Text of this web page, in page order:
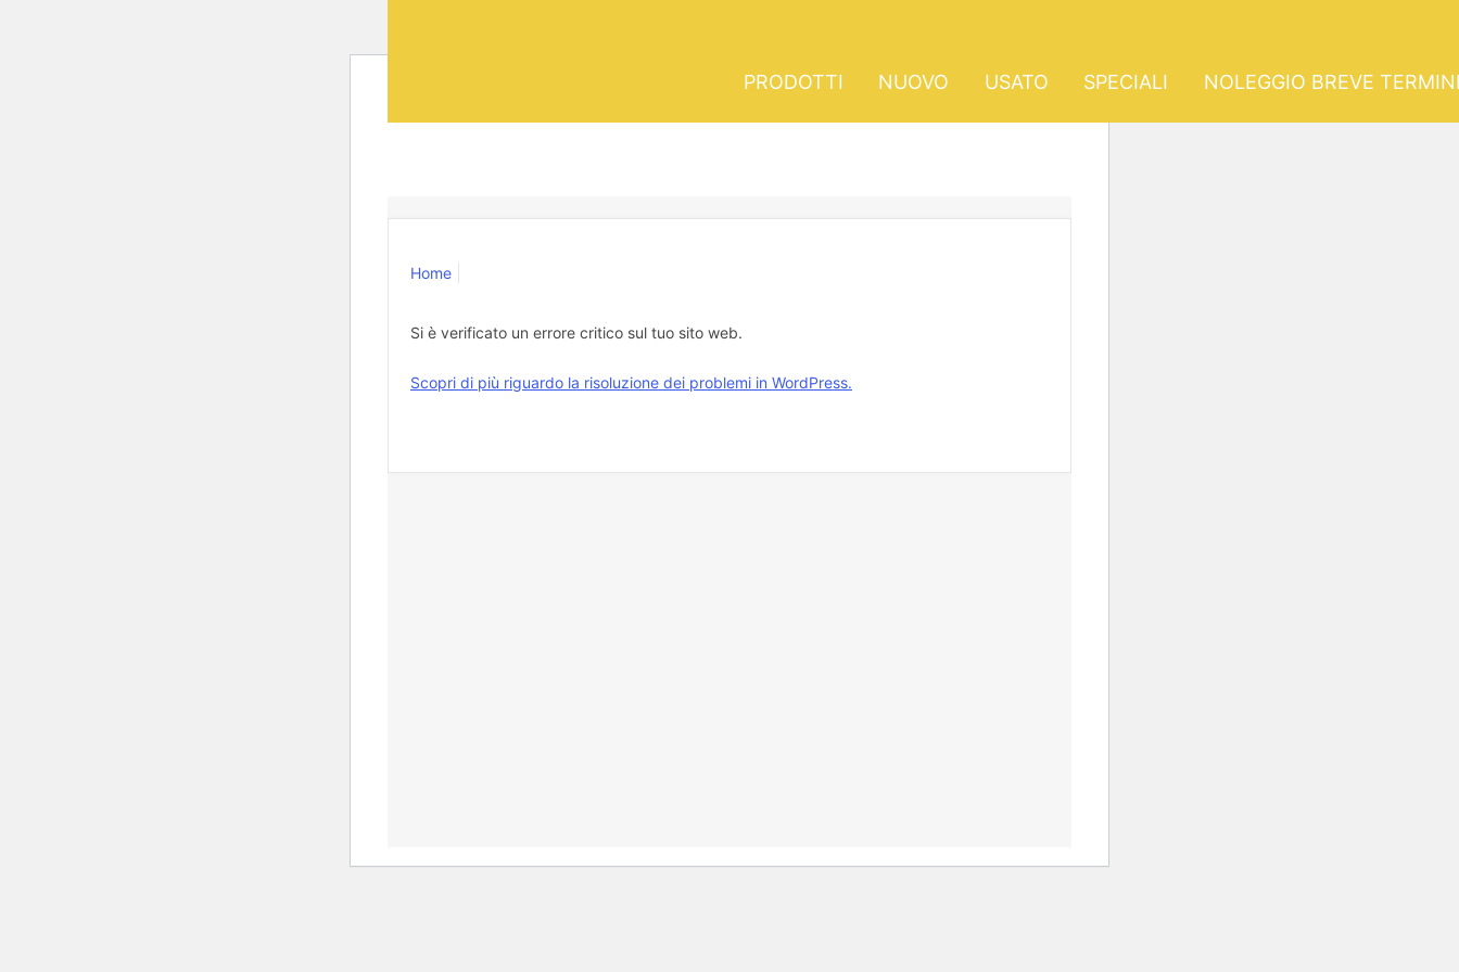
PRODOTTI NUOVO USATO SPECIALI NOLEGGIO BREVE
Home
Si è verificato un errore critico sul tuo sito web.
Scopri di più riguardo la risoluzione dei problemi in WordPress.